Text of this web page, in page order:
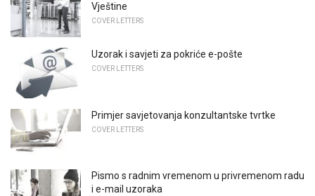
Vještine
COVER LETTERS
Uzorak i savjeti za pokriće e-pošte
COVER LETTERS
Primjer savjetovanja konzultantske tvrtke
COVER LETTERS
Pismo s radnim vremenom u privremenom radu
i e-mail uzoraka